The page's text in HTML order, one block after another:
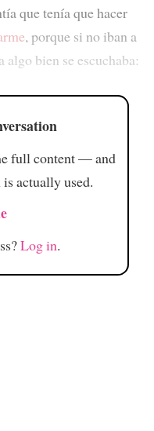
que tenía que hacer
, porque si no iban a
algo bien se escuchaba:
full content — and
actually used.
Log in.